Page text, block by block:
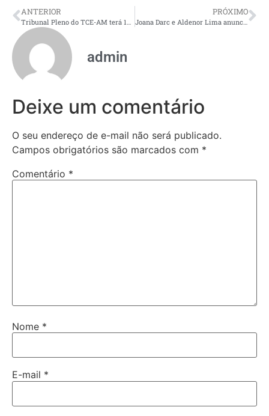
ANTERIOR PRÓXIMO
Joana Darc e Aldenor Lima anunciam “ExpediCÃO BR-319” e reforçam defesa da rodovia como eixo de integração do Amazonas
admin
Deixe um comentário
O seu endereço de e-mail não será publicado.
Campos obrigatórios são marcados com *
Comentário *
Nome *
E-mail *